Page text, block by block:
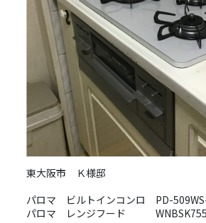
東大阪市 Ｋ様邸
パロマ ビルトインコンロ PD-
パロマ レンジフード